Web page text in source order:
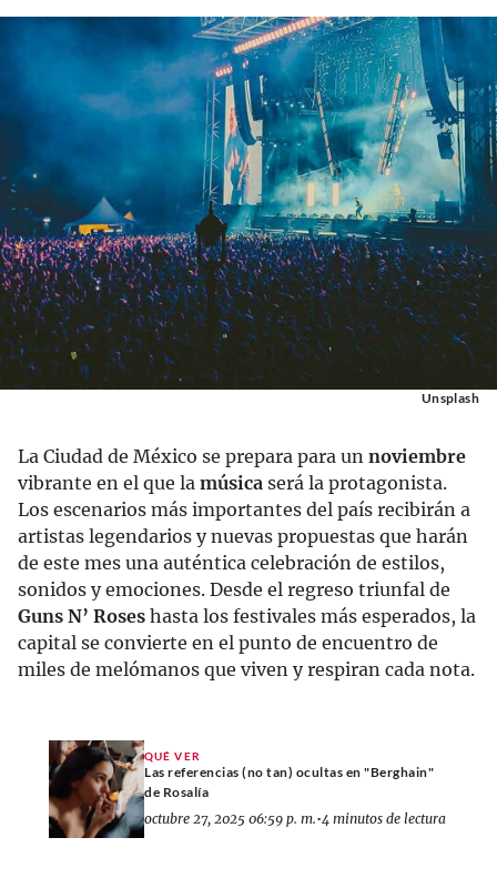
Unsplash
La Ciudad de México se prepara para un noviembre
vibrante en el que la música será la protagonista.
Los escenarios más importantes del país recibirán a
artistas legendarios y nuevas propuestas que harán
de este mes una auténtica celebración de estilos,
sonidos y emociones. Desde el regreso triunfal de
Guns N’ Roses hasta los festivales más esperados, la
capital se convierte en el punto de encuentro de
miles de melómanos que viven y respiran cada nota.
QUÉ VER
Las referencias (no tan) ocultas en "Berghain"
de Rosalía
octubre 27, 2025 06:59 p. m.•4 minutos de lectura